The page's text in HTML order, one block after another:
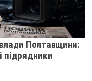
влади Полтавщини:
підрядники